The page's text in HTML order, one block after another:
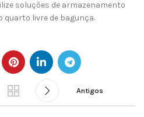
soluções de armazenamento
livre de bagunça.
Antigos